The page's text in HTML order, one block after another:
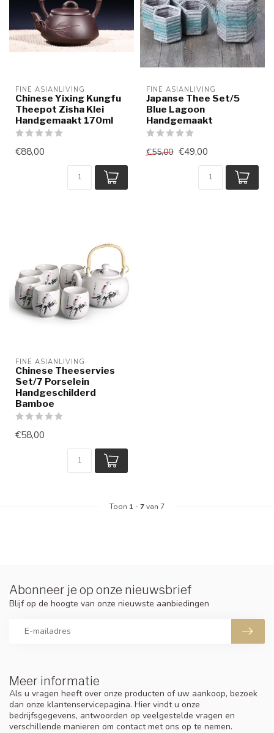
FINE ASIANLIVING
Chinese Yixing Kungfu
Theepot Zisha Klei
Handgemaakt 170ml
€88,00
FINE ASIANLIVING
Japanse Thee Set/5
Blue Lagoon
Handgemaakt
€55,00 €49,00
FINE ASIANLIVING
Chinese Theeservies
Set/7 Porselein
Handgeschilderd
Bamboe
€58,00
Toon 1 -7van 7
Meer informatie
Als u vragen heeft over onze producten of uw aankoop, bezoek
dan onze klantenservicepagina. Hier vindt u onze
bedrijfsgegevens, antwoorden op veelgestelde vragen en
verschillende manieren om contact met ons op te nemen.
Abonneer je op onze nieuwsbrief
Blijf op de hoogte van onze nieuwste aanbiedingen